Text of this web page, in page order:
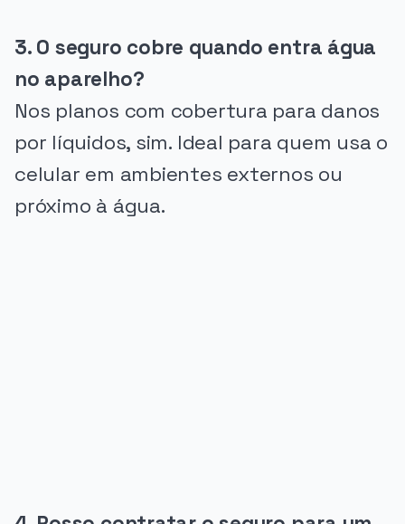
3. O seguro cobre quando entra água
no aparelho?
Nos planos com cobertura para danos
por líquidos, sim. Ideal para quem usa o
celular em ambientes externos ou
próximo à água.